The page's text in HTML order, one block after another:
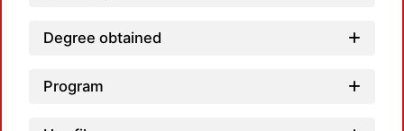
Degree obtained
Program